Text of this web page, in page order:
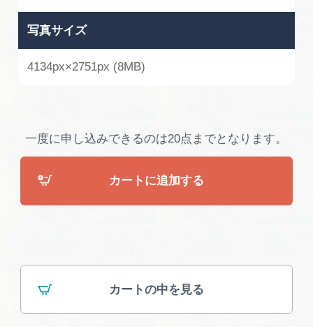
旅行会社・観光事業者の皆様へ
フォトライブラリー
お問い合わせ
運営組織
写真サイズ
4134px×2751px (8MB)
一度に申し込みできるのは20点までとなります。
カートに追加する
カートの中を見る